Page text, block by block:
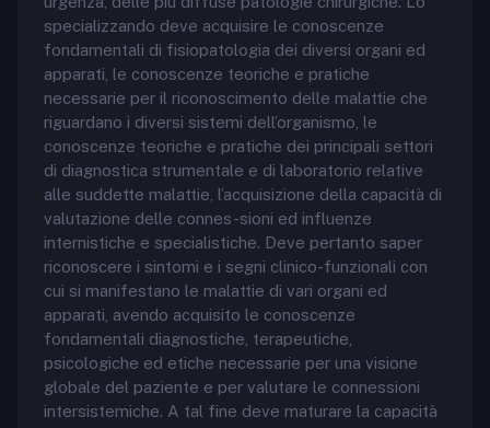
specializzando deve acquisire le conoscenze
fondamentali di fisiopatologia dei diversi organi ed
apparati, le conoscenze teoriche e pratiche
necessarie per il riconoscimento delle malattie che
riguardano i diversi sistemi dell’organismo, le
conoscenze teoriche e pratiche dei principali settori
di diagnostica strumentale e di laboratorio relative
alle suddette malattie, l’acquisizione della capacità di
valutazione delle connes-sioni ed influenze
internistiche e specialistiche. Deve pertanto saper
riconoscere i sintomi e i segni clinico-funzionali con
cui si manifestano le malattie di vari organi ed
apparati, avendo acquisito le conoscenze
fondamentali diagnostiche, terapeutiche,
psicologiche ed etiche necessarie per una visione
globale del paziente e per valutare le connessioni
intersistemiche. A tal fine deve maturare la capacità